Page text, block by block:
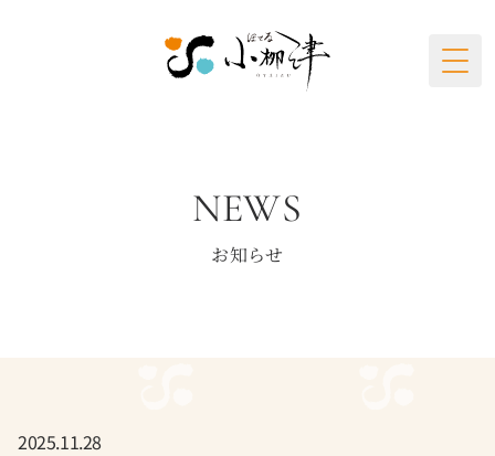
NEWS
お知らせ
2025.11.28